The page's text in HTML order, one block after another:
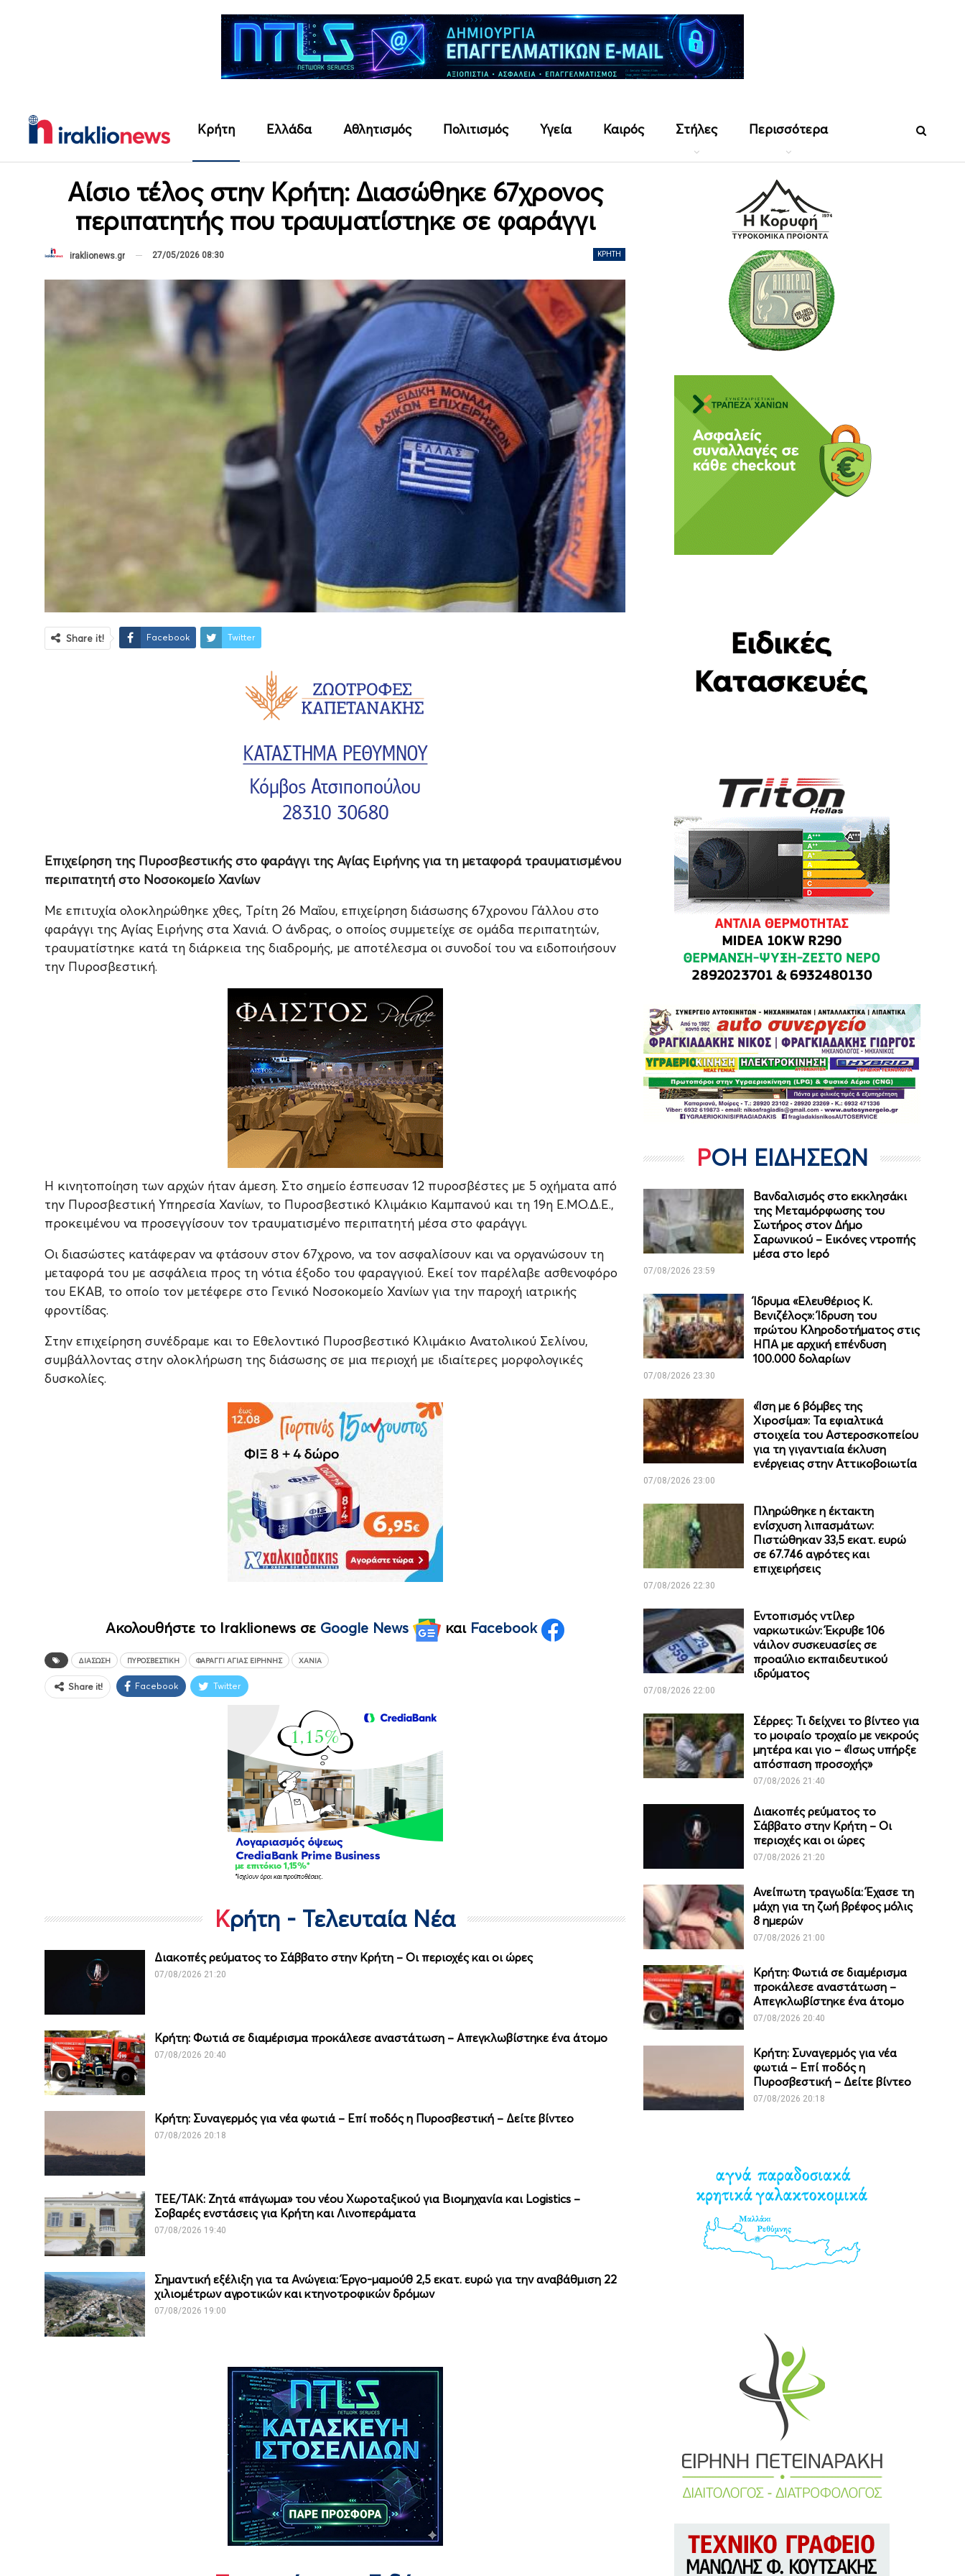
Κρήτη Ελλάδα Αθλητισμός Πολιτισμός Υγεία Καιρός Στήλες Περισσότερα
Αίσιο τέλος στην Κρήτη: Διασώθηκε 67χρονος
περιπατητής που τραυματίστηκε σε φαράγγι
ΚΡΉΤΗ
iraklionews.gr 27/05/2026 08:30
Share it! Facebook Twitter
Επιχείρηση της Πυροσβεστικής στο φαράγγι της Αγίας Ειρήνης για τη μεταφορά τραυματισμένου
περιπατητή στο Νοσοκομείο Χανίων
Με επιτυχία ολοκληρώθηκε χθες, Τρίτη 26 Μαΐου, επιχείρηση διάσωσης 67χρονου Γάλλου στο
φαράγγι της Αγίας Ειρήνης στα Χανιά. Ο άνδρας, ο οποίος συμμετείχε σε ομάδα περιπατητών,
τραυματίστηκε κατά τη διάρκεια της διαδρομής, με αποτέλεσμα οι συνοδοί του να ειδοποιήσουν
την Πυροσβεστική.
Η κινητοποίηση των αρχών ήταν άμεση. Στο σημείο έσπευσαν 12 πυροσβέστες με 5 οχήματα από
την Πυροσβεστική Υπηρεσία Χανίων, το Πυροσβεστικό Κλιμάκιο Καμπανού και τη 19η Ε.ΜΟ.Δ.Ε.,
προκειμένου να προσεγγίσουν τον τραυματισμένο περιπατητή μέσα στο φαράγγι.
Οι διασώστες κατάφεραν να φτάσουν στον 67χρονο, να τον ασφαλίσουν και να οργανώσουν τη
μεταφορά του με ασφάλεια προς τη νότια έξοδο του φαραγγιού. Εκεί τον παρέλαβε ασθενοφόρο
του ΕΚΑΒ, το οποίο τον μετέφερε στο Γενικό Νοσοκομείο Χανίων για την παροχή ιατρικής
φροντίδας.
Στην επιχείρηση συνέδραμε και το Εθελοντικό Πυροσβεστικό Κλιμάκιο Ανατολικού Σελίνου,
συμβάλλοντας στην ολοκλήρωση της διάσωσης σε μια περιοχή με ιδιαίτερες μορφολογικές
δυσκολίες.
Ακολουθήστε το Iraklionews σε Google News και Facebook
ΔΙΆΣΩΣΗ ΠΥΡΟΣΒΕΣΤΙΚΉ ΦΑΡΆΓΓΙ ΑΓΊΑΣ ΕΙΡΉΝΗΣ ΧΑΝΙΆ
Share it! Facebook Twitter
Κρήτη - Τελευταία Νέα
Διακοπές ρεύματος το Σάββατο στην Κρήτη – Οι περιοχές και οι ώρες
07/08/2026 21:20
Κρήτη: Φωτιά σε διαμέρισμα προκάλεσε αναστάτωση – Απεγκλωβίστηκε ένα άτομο
07/08/2026 20:40
Κρήτη: Συναγερμός για νέα φωτιά – Επί ποδός η Πυροσβεστική – Δείτε βίντεο
07/08/2026 20:18
ΤΕΕ/ΤΑΚ: Ζητά «πάγωμα» του νέου Χωροταξικού για Βιομηχανία και Logistics –
Σοβαρές ενστάσεις για Κρήτη και Λινοπεράματα
07/08/2026 19:40
Σημαντική εξέλιξη για τα Ανώγεια: Έργο-μαμούθ 2,5 εκατ. ευρώ για την αναβάθμιση 22
χιλιομέτρων αγροτικών και κτηνοτροφικών δρόμων
07/08/2026 19:00
ΡΟΗ ΕΙΔΗΣΕΩΝ
Βανδαλισμός στο εκκλησάκι
της Μεταμόρφωσης του
Σωτήρος στον Δήμο
Σαρωνικού – Εικόνες ντροπής
μέσα στο Ιερό
07/08/2026 23:59
Ίδρυμα «Ελευθέριος Κ.
Βενιζέλος»: Ίδρυση του
πρώτου Κληροδοτήματος στις
ΗΠΑ με αρχική επένδυση
100.000 δολαρίων
07/08/2026 23:30
«Ίση με 6 βόμβες της
Χιροσίμα»: Τα εφιαλτικά
στοιχεία του Αστεροσκοπείου
για τη γιγαντιαία έκλυση
ενέργειας στην Αττικοβοιωτία
07/08/2026 23:00
Πληρώθηκε η έκτακτη
ενίσχυση λιπασμάτων:
Πιστώθηκαν 33,5 εκατ. ευρώ
σε 67.746 αγρότες και
επιχειρήσεις
07/08/2026 22:30
Εντοπισμός ντίλερ
ναρκωτικών: Έκρυβε 106
νάιλον συσκευασίες σε
προαύλιο εκπαιδευτικού
ιδρύματος
07/08/2026 22:00
Σέρρες: Τι δείχνει το βίντεο για
το μοιραίο τροχαίο με νεκρούς
μητέρα και γιο – «Ίσως υπήρξε
απόσπαση προσοχής»
07/08/2026 21:40
Διακοπές ρεύματος το
Σάββατο στην Κρήτη – Οι
περιοχές και οι ώρες
07/08/2026 21:20
Ανείπωτη τραγωδία: Έχασε τη
μάχη για τη ζωή βρέφος μόλις
8 ημερών
07/08/2026 21:00
Κρήτη: Φωτιά σε διαμέρισμα
προκάλεσε αναστάτωση –
Απεγκλωβίστηκε ένα άτομο
07/08/2026 20:40
Κρήτη: Συναγερμός για νέα
φωτιά – Επί ποδός η
Πυροσβεστική – Δείτε βίντεο
07/08/2026 20:18